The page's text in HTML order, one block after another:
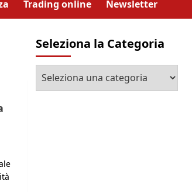
Trading online Newsletter
Seleziona la Categoria
Seleziona
la